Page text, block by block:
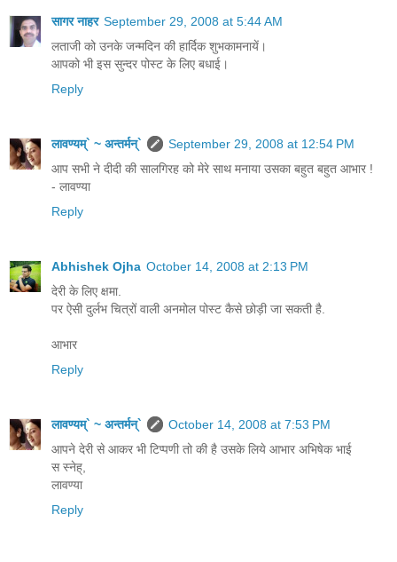
सागर नाहर September 29, 2008 at 5:44 AM
लताजी को उनके जन्मदिन की हार्दिक शुभकामनायें।
आपको भी इस सुन्दर पोस्ट के लिए बधाई।
Reply
लावण्यम्` ~ अन्तर्मन्`
September 29, 2008 at 12:54 PM
आप सभी ने दीदी की सालगिरह को मेरे साथ मनाया उसका बहुत बहुत आभार !
- लावण्या
Reply
Abhishek Ojha October 14, 2008 at 2:13 PM
देरी के लिए क्षमा.
पर ऐसी दुर्लभ चित्रों वाली अनमोल पोस्ट कैसे छोड़ी जा सकती है.
आभार
Reply
लावण्यम्` ~ अन्तर्मन्`
October 14, 2008 at 7:53 PM
आपने देरी से आकर भी टिप्पणी तो की है उसके लिये आभार अभिषेक भाई
स स्नेह्,
लावण्या
Reply